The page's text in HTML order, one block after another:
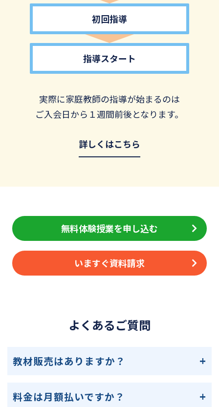
初回指導
指導スタート
実際に家庭教師の指導が始まるのは
ご入会日から１週間前後となります。
詳しくはこちら
無料体験授業を申し込む
いますぐ資料請求
よくあるご質問
教材販売はありますか？
料金は月額払いですか？